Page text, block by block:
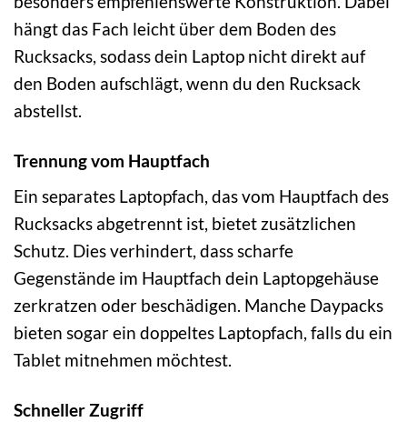
hängt das Fach leicht über dem Boden des
Rucksacks, sodass dein Laptop nicht direkt auf
den Boden aufschlägt, wenn du den Rucksack
abstellst.
Trennung vom Hauptfach
Ein separates Laptopfach, das vom Hauptfach des
Rucksacks abgetrennt ist, bietet zusätzlichen
Schutz. Dies verhindert, dass scharfe
Gegenstände im Hauptfach dein Laptopgehäuse
zerkratzen oder beschädigen. Manche Daypacks
bieten sogar ein doppeltes Laptopfach, falls du ein
Tablet mitnehmen möchtest.
Schneller Zugriff